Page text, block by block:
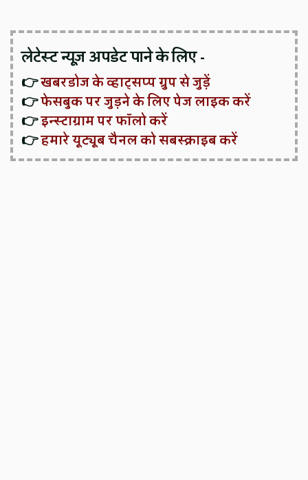
लेटेस्ट न्यूज़ अपडेट पाने के लिए -
👉खबरडोज के व्हाट्सप्प ग्रुप से जुड़ें
👉फेसबुक पर जुड़ने के लिए पेज लाइक करें
👉इन्स्टाग्राम पर फॉलो करें
👉हमारे यूट्यूब चैनल को सबस्क्राइब करें